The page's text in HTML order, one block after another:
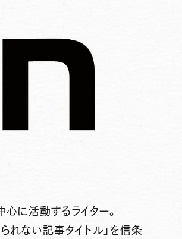
に活動するライター。
られない記事タイトル」を信条